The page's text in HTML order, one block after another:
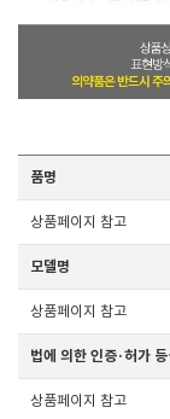
품명
상품페이지 참고
모델명
상품페이지 참고
법에 의한 인증·허가
상품페이지 참고